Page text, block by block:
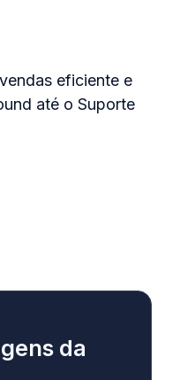
eficiente e
até o Suporte
da